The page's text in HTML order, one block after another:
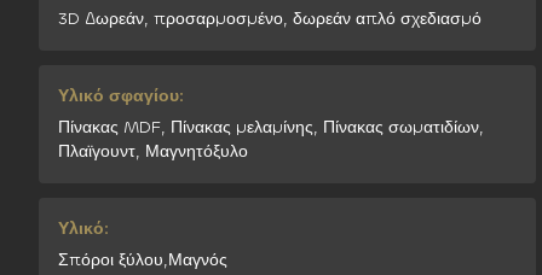
3D Δωρεάν, προσαρμοσμένο, δωρεάν απλό σχεδιασμό
Υλικό σφαγίου:
Πίνακας MDF, Πίνακας μελαμίνης, Πίνακας σωματιδίων,
Πλαϊγουντ, Μαγνητόξυλο
Υλικό:
Σπόροι ξύλου,Μαγνός